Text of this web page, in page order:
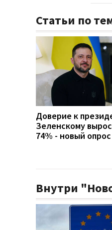
Статьи по
Доверие к
Зеленскому
74% - новый
Внутри